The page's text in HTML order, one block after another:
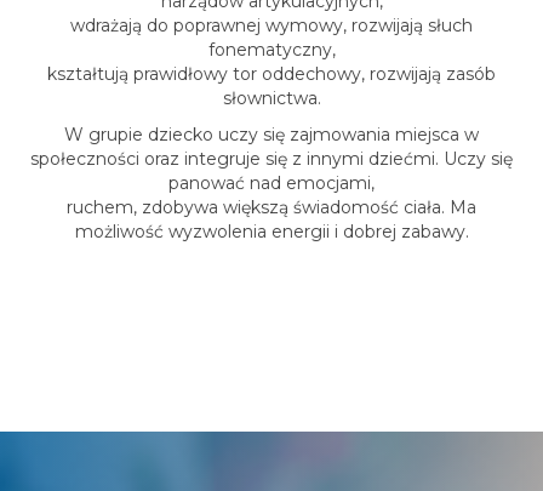
wdrażają do poprawnej wymowy, rozwijają słuch
fonematyczny,
kształtują prawidłowy tor oddechowy, rozwijają zasób
słownictwa.
W grupie dziecko uczy się zajmowania miejsca w
społeczności oraz integruje się z innymi dziećmi. Uczy się
panować nad emocjami,
ruchem, zdobywa większą świadomość ciała. Ma
możliwość wyzwolenia energii i dobrej zabawy.